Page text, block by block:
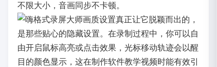
不限大小，音画同步不卡顿。
真正让它脱颖而出的，
是那些贴心的隐藏设置。在录制过程中，你可以自
由开启鼠标高亮或点击效果，光标移动轨迹会以醒
目的颜色显示，这在制作软件教学视频时能有效引